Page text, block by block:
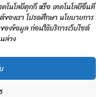
โนโลยีคุกกี้ หรือ เทคโนโลยีอื่นที่
องเรา โปรดศึกษา นโยบายการ
งข้อมูล ก่อนใช้บริการเว็บไซต์
ล่าง
8, 2025